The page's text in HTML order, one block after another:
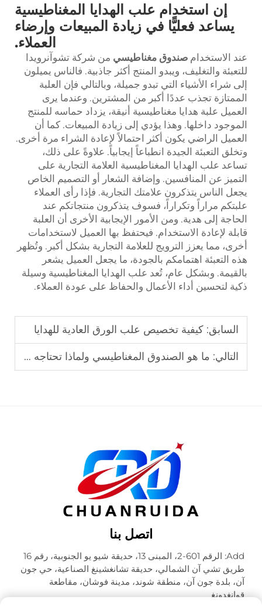
إن استخدام علب الهدايا المغناطيسية
يساعد فعليًّا في زيادة المبيعات وإرضاء
العملاء.
عند الاستخدام صندوق مغناطيسي من شركة تشوآنرويدا
للتعبئة والتغليف، ويبدو المنتج أكثر جاذبية. فالناس يميلون
إلى شراء الأشياء التي تبدو جميلة، وبالتالي فإن العلبة
الممتازة تجذب عددًا أكبر من المشترين. وعندما يرى
العميل علبة هدايا مغناطيسية أنيقة، يزداد حماسه للمنتج
الموجود داخلها. وهذا يؤدي إلى زيادة المبيعات. كما أن
العميل الراضي يكون أكثر احتمالاً لإعادة الشراء مرة أخرى.
وتخلق التعبئة الجيدة انطباعاً إيجابياً. علاوةً على ذلك،
تساعد علب الهدايا المغناطيسية العلامة التجارية على
التميز عن المنافسين. وإضافة الشعار أو التصميم الخاص
يجعل الناس يتذكرون علامتك التجارية. فإذا رأى العملاء
علبتكم مراراً وتكراراً، فسوف يتذكرون منتجاتكم عند
الحاجة إلى هدية. ومن الأمور الإيجابية الأخرى أن العلبة
قابلة لإعادة الاستخدام. فيحتفظ بها العميل لاستخدامات
أخرى، مما يعزز الترويج للعلامة التجارية بشكل أكبر. وتُظهر
هذه التعبئة اهتمامكم بالجودة، ما يجعل العميل يشعر
بالقيمة. وبشكل عام، تُعد علب الهدايا المغناطيسية وسيلة
ذكية لتحسين أداء الأعمال والحفاظ على عودة العملاء.
السابق: كيفية تخصيص علب الورق العادية للهدايا
التالي: ما هو الصندوق المغناطيسي ولماذا تحتاجه للهدايا؟
اتصل بنا
Add: الرقم 601-2، المبنى 13، حديقة شيو يو الجنوبية، رقم 16
طريق تشي آن الشمالي، حديقة تشانغشينغ الصناعية، حي جون
آن، بلدة جون آن، منطقة شوند، مدينة فوشان، مقاطعة
قوانغدونغ